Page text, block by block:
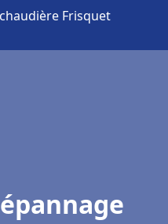
Frisquet